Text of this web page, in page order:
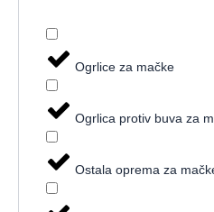
Ogrlice za mačke
Ogrlica protiv buva za
Ostala oprema za